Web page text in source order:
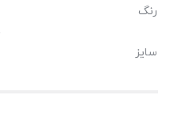
رنگ
سایز